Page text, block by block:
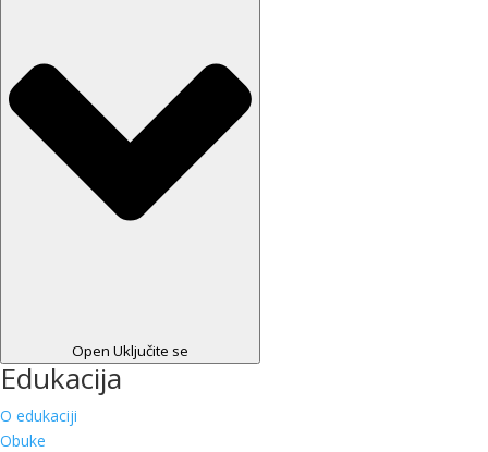
Open Uključite se
Edukacija
O edukaciji
Obuke